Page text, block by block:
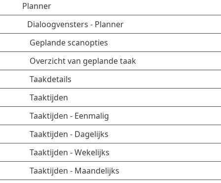
Planner
Dialoogvensters - Planner
Geplande scanopties
Overzicht van geplande taak
Taakdetails
Taaktijden
Taaktijden - Eenmalig
Taaktijden - Dagelijks
Taaktijden - Wekelijks
Taaktijden - Maandelijks